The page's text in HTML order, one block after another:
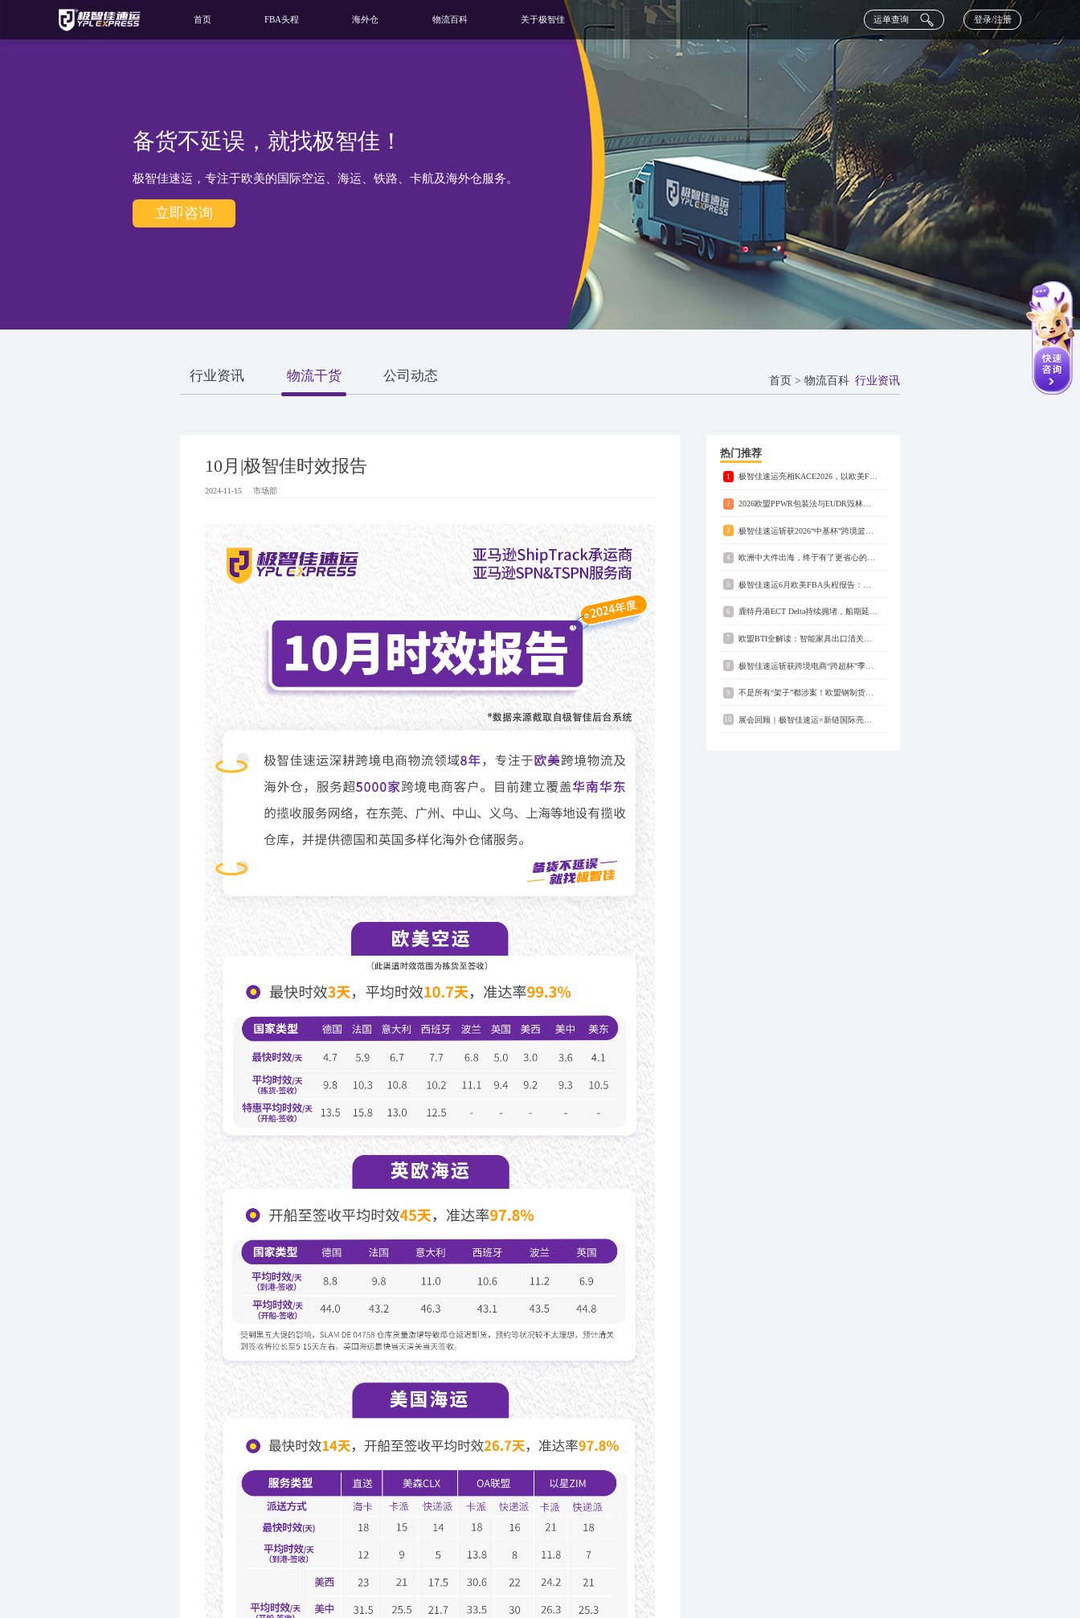
首页 FBA头程 海外仓 物流百科 关于极智佳 运单查询 登录/注册
备货不延误，就找极智佳！
极智佳速运，专注于欧美的国际空运、海运、铁路、卡航及海外仓服务。
立即咨询
行业资讯 物流干货 公司动态 首页 > 物流百科 行业资讯
10月|极智佳时效报告
2024-11-15 市场部
热门推荐
1 极智佳速运亮相KACE2026，以欧美FBA头程与海外仓服务助力品牌出海
2 2026欧盟PPWR包装法与EUDR毁林法案解读：欧洲跨境卖家合规自查指南
3 极智佳速运斩获2026“中基杯”跨境篮球争霸赛季军 | 热血不止，跨境人逐梦篮途
4 欧洲中大件出海，终于有了更省心的仓配方案
5
6 鹿特丹港ECT Delta持续拥堵，船期延误7-10天！欧洲海运备货务必预留缓冲时间
7 欧盟BTI全解读：智能家具出口清关，如何提前规避归类争议与补税风险？
8 极智佳速运斩获跨境电商“跨超杯”季军，20粒进球成赛事最强火力！
9 不是所有“架子”都涉案！欧盟钢制货架调查范围一次说清
10 展会回顾｜极智佳速运×新链国际亮相广州跨交会，精彩收官！